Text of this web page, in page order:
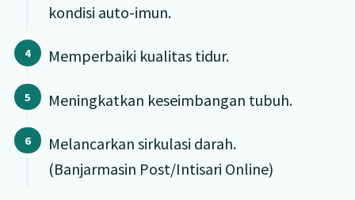
kondisi auto-imun.
Memperbaiki kualitas tidur.
Meningkatkan keseimbangan tubuh.
Melancarkan sirkulasi darah.
(Banjarmasin Post/Intisari Online)